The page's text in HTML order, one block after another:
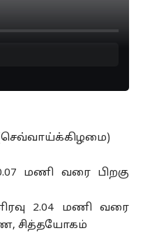
மணி வரை பிறகு
2.04 மணி வரை
சித்தயோகம்